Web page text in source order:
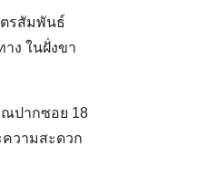
ตรสัมพันธ์
ง ในฝั่งขา
ปากซอย 18
ความสะดวก